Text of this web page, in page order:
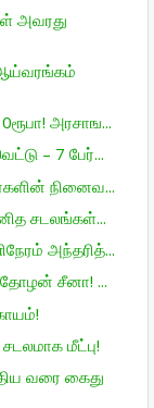
அவரது
அரசாங...
– 7 பேர்...
நினைவ...
சடலங்கள்...
அந்தரித்...
தோழன் சீனா! ...
மீட்பு!
வரை கைது